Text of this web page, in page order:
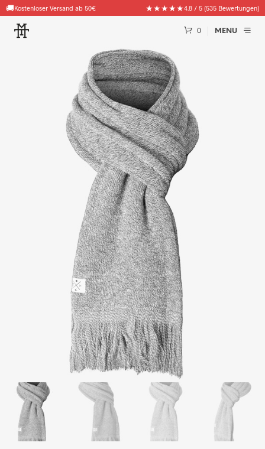
🚚Kostenloser Versand ab 50€ ★★★★★4.8 / 5 (535 Bewertungen)
0 MENU